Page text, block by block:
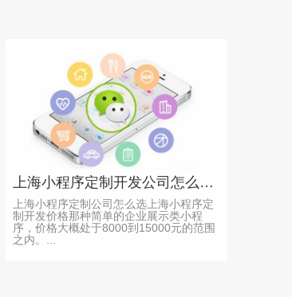
上海小程序定制开发公司怎么选 价格周期注意事项
上海小程序定制公司怎么选上海小程序定
制开发价格那种简单的企业展示类小程
序，价格大概处于8000到15000元的范围
之内。...